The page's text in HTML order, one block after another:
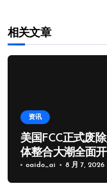
相关文章
资讯
美国FCC正式废
体整合大潮全面
oaido_ai 8 月 7, 2026